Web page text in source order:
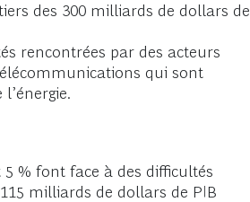
des 300 milliards de dollars de
rencontrées par des acteurs
qui sont
% font face à des difficultés
milliards de dollars de PIB